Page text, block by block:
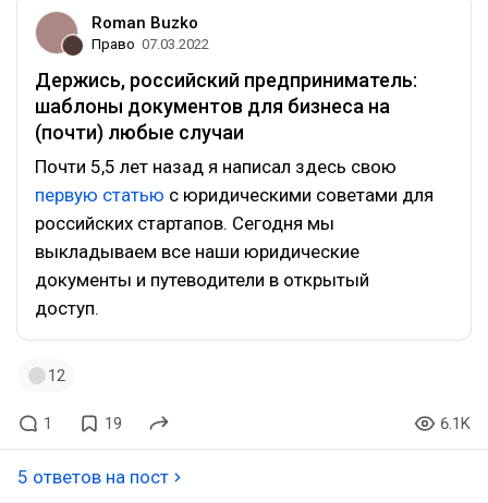
Roman Buzko
Право 07.03.2022
Держись, российский предприниматель:
шаблоны документов для бизнеса на
(почти) любые случаи
Почти 5,5 лет назад я написал здесь свою
первую статью с юридическими советами для
российских стартапов. Сегодня мы
выкладываем все наши юридические
документы и путеводители в открытый
доступ.
12
1 19 6.1K
5 ответов на пост